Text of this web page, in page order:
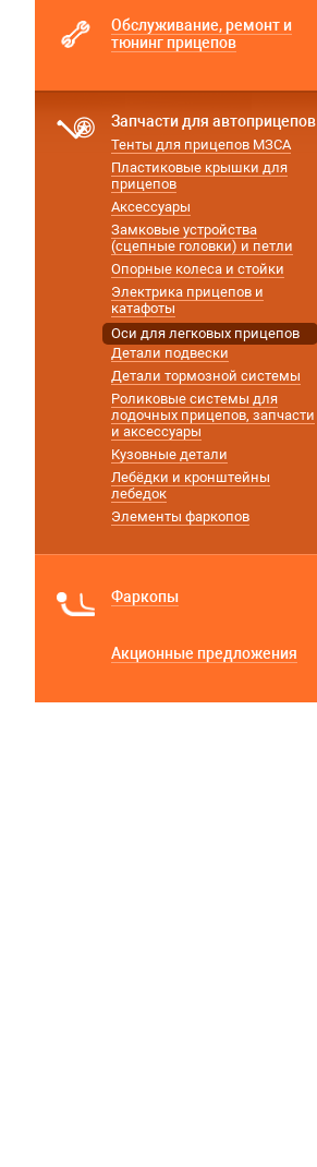
Обслуживание, ремонт и
тюнинг прицепов
Запчасти для автоприцепов
Тенты для прицепов МЗСА
Пластиковые крышки для
прицепов
Аксессуары
Замковые устройства
(сцепные головки) и петли
Опорные колеса и стойки
Электрика прицепов и
катафоты
Оси для легковых прицепов
Детали подвески
Детали тормозной системы
Роликовые системы для
лодочных прицепов, запчасти
и аксессуары
Кузовные детали
Лебёдки и кронштейны
лебедок
Элементы фаркопов
Фаркопы
Акционные предложения